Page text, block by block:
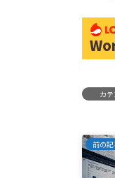
カ
前の